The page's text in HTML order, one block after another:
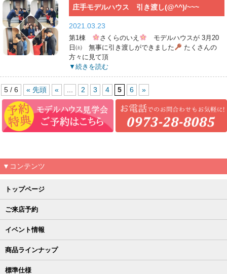
庄手モデルハウス 引き渡し(@^^)/~~~
2021.03.23
第1棟
さくらのいえ
モデルハウスが 3月20
日㈯ 無事に引き渡しができました
たくさんの
方々に見て頂
▼続きを読む
5 / 6 « 先頭 « ... 2 3 4 5 6 »
▼コンテンツ
トップページ
ご来店予約
イベント情報
商品ラインナップ
標準仕様